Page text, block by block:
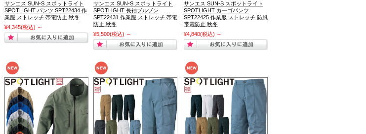
サンエス SUN-S スポットライト
SPOTLIGHT パンツ SPT22434 作
業服 ストレッチ 帯電防止 秋冬
¥4,345(税込) ～
サンエス SUN-S スポットライト
SPOTLIGHT 長袖ブルゾン
SPT22431 作業服 ストレッチ 帯電
防止 秋冬
¥5,500(税込) ～
サンエス SUN-S スポットライト
SPOTLIGHT カーゴパンツ
SPT22425 作業服 ストレッチ 防風
帯電防止 秋冬
¥4,840(税込) ～